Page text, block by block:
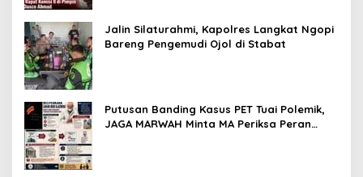
Jalin Silaturahmi, Kapolres Langkat Ngopi
Bareng Pengemudi Ojol di Stabat
Putusan Banding Kasus PET Tuai Polemik,
JAGA MARWAH Minta MA Periksa Peran